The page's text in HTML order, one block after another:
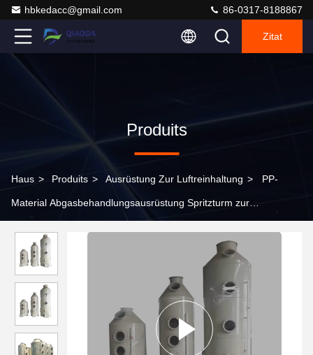
hbkedacc@gmail.com 86-0317-8188867
Zitat
Produits
Haus > Produits > Ausrüstung Zur Luftreinhaltung > PP-
Material Abgasbehandlungsausrüstung Spritzturm zur